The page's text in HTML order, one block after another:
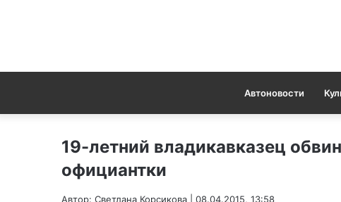
Автоновости
19-летний владикавказец
официантки
Автор: Светлана Корсикова | 08.04.2015, 13:58